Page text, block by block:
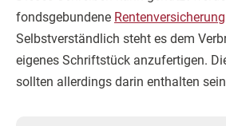
fondsgebundene Rentenversicherung
Selbstverständlich steht es dem
eigenes Schriftstück anzufertigen.
sollten allerdings darin enthalten